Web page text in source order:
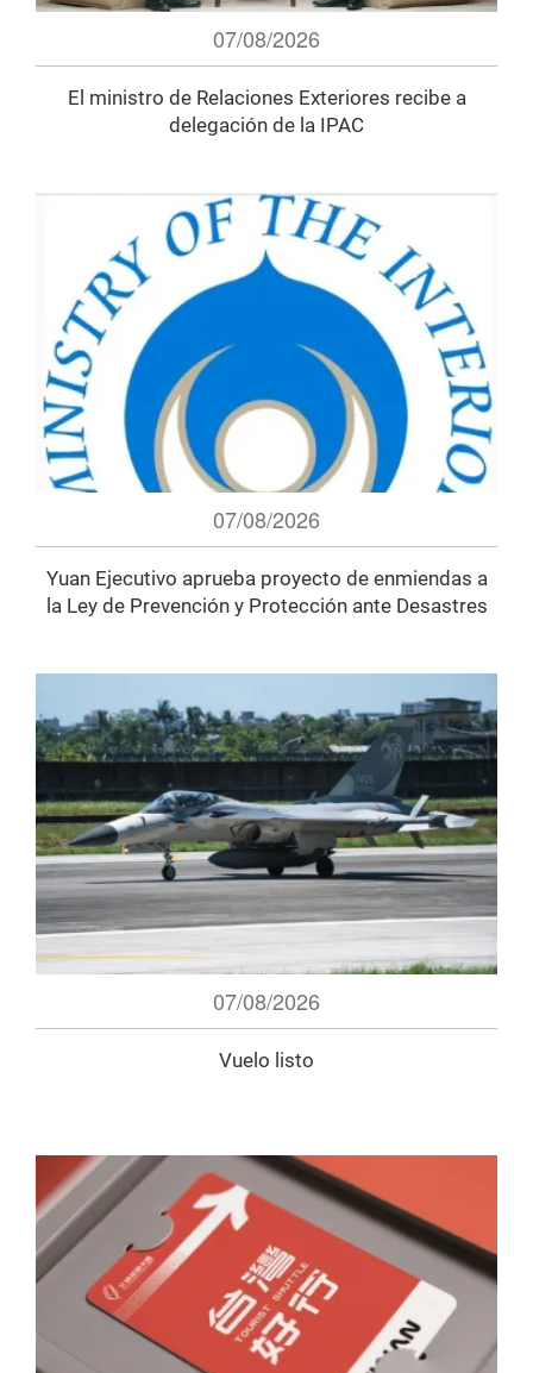
07/08/2026
El ministro de Relaciones Exteriores recibe a
delegación de la IPAC
07/08/2026
Yuan Ejecutivo aprueba proyecto de enmiendas a
la Ley de Prevención y Protección ante Desastres
07/08/2026
Vuelo listo